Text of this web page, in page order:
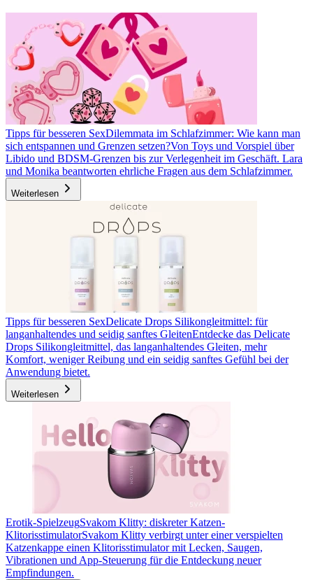
Tipps für besseren SexDilemmata im Schlafzimmer: Wie kann man
sich entspannen und Grenzen setzen?Von Toys und Vorspiel über
Libido und BDSM-Grenzen bis zur Verlegenheit im Geschäft. Lara
und Monika beantworten ehrliche Fragen aus dem Schlafzimmer.
Weiterlesen
Tipps für besseren SexDelicate Drops Silikongleitmittel: für
langanhaltendes und seidig sanftes GleitenEntdecke das Delicate
Drops Silikongleitmittel, das langanhaltendes Gleiten, mehr
Komfort, weniger Reibung und ein seidig sanftes Gefühl bei der
Anwendung bietet.
Weiterlesen
Erotik-SpielzeugSvakom Klitty: diskreter Katzen-
KlitorisstimulatorSvakom Klitty verbirgt unter einer verspielten
Katzenkappe einen Klitorisstimulator mit Lecken, Saugen,
Vibrationen und App-Steuerung für die Entdeckung neuer
Empfindungen.